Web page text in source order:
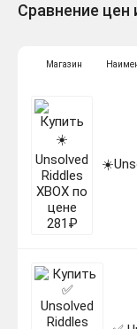
Сравнение цен
Магазин